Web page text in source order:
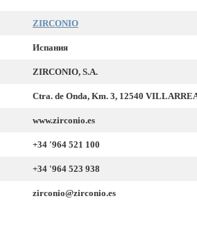
ZIRCONIO
Испания
ZIRCONIO, S.A.
Ctra. de Onda, Km. 3, 12540
www.zirconio.es
+34 '964 521 100
+34 '964 523 938
zirconio@zirconio.es